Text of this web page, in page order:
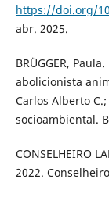
https://doi.org/
abr. 2025.
BRÜGGER,
abolicionista
Carlos Alberto C.;
socioambiental.
CONSELHEIRO
2022.